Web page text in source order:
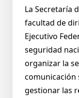
La Secretaría
facultad de
Ejecutivo
seguridad
organizar la
comunicación
gestionar las